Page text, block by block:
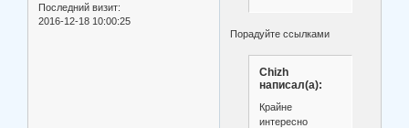
Последний визит:
2016-12-18 10:00:25
Порадуйте ссылками
Chizh
написал(а):
Крайне
интересно